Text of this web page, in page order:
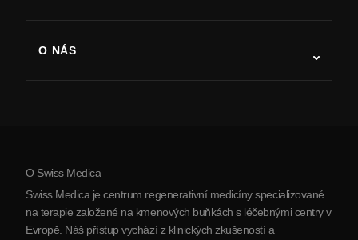
Parkinsonova choroba
Artritida
O NÁS
O Srbsku
Partnerství
O Swiss Medica
Swiss Medica je centrum regenerativní medicíny specializované
na terapie založené na kmenových buňkách s léčebnými centry v
Evropě. Náš přístup vychází z klinických zkušeností a